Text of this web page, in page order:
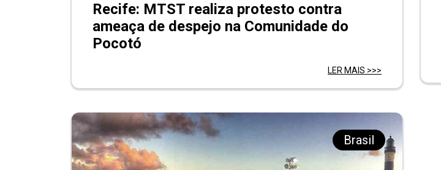
Recife: MTST realiza protesto contra
ameaça de despejo na Comunidade do
Pocotó
LER MAIS >>>
Brasil